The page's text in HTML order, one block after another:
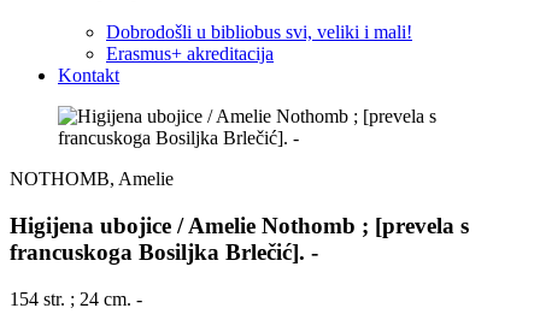
Dobrodošli u bibliobus svi, veliki i mali!
Erasmus+ akreditacija
Kontakt
NOTHOMB, Amelie
Higijena ubojice / Amelie Nothomb ; [prevela s
francuskoga Bosiljka Brlečić]. -
154 str. ; 24 cm. -